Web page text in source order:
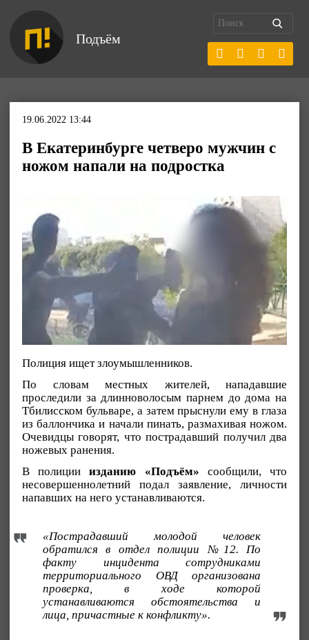
Подъём
19.06.2022 13:44
В Екатеринбурге четверо мужчин с
ножом напали на подростка
Полиция ищет злоумышленников.
По словам местных жителей, нападавшие
проследили за длинноволосым парнем до дома на
Тбилисском бульваре, а затем прыснули ему в глаза
из баллончика и начали пинать, размахивая ножом.
Очевидцы говорят, что пострадавший получил два
ножевых ранения.
В полицииизданию «Подъём» сообщили, что
несовершеннолетний подал заявление, личности
напавших на него устанавливаются.
«Пострадавший молодой человек
обратился в отдел полиции №12. По
факту инцидента сотрудниками
территориального ОВД организована
проверка, в ходе которой
устанавливаются обстоятельства и
лица, причастные к конфликту».